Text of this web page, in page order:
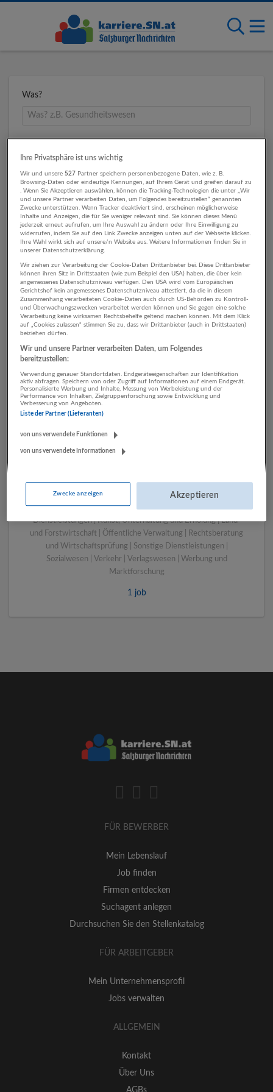
Was?
Umkreis
1 Handwerk Einzelhandel
Unternehmen
LUGSTEIN CONSULTING
Bau | Beherbergung und Gastronomie | Einzelhandel |
Energieversorgung | Finanz- und Versicherungsleistungen |
Gesundheitswesen | Herstellung von Waren | IT-
Dienstleistungen | Kunst, Unterhaltung und Erholung | Land-
und Forstwirtschaft | Öffentliche Verwaltung | Rechtsberatung
und Wirtschaftsprüfung | Sonstige Dienstleistungen |
Sozialwesen | Verkehr | Verlagswesen | Werbung und
Marktforschung
1 job
FÜR BEWERBER
Mein Lebenslauf
Job finden
Firmen entdecken
Suchagent anlegen
Durchsuchen Sie den Stellenkatalog
FÜR ARBEITGEBER
Mein Unternehmensprofil
Jobs verwalten
ALLGEMEIN
Kontakt
Über Uns
AGBs
Ihre Privatsphäre ist uns wichtig
Wir und unsere527 Partner speichern personenbezogene Daten, wie z. B.
Browsing-Daten oder eindeutige Kennungen, auf Ihrem Gerät und greifen darauf zu
. Wenn Sie Akzeptieren auswählen, können die Tracking-Technologien die unter „Wir
und unsere Partner verarbeiten Daten, um Folgendes bereitzustellen“ genannten
Zwecke unterstützen. Wenn Tracker deaktiviert sind, erscheinen möglicherweise
Inhalte und Anzeigen, die für Sie weniger relevant sind. Sie können dieses Menü
jederzeit erneut aufrufen, um Ihre Auswahl zu ändern oder Ihre Einwilligung zu
widerrufen, indem Sie auf den Link Zwecke anzeigen unten auf der Webseite klicken.
Ihre Wahl wirkt sich auf unsere/n Website aus. Weitere Informationen finden Sie in
unserer Datenschutzerklärung.
Wir ziehen zur Verarbeitung der Cookie-Daten Drittanbieter bei. Diese Drittanbieter
können ihren Sitz in Drittstaaten (wie zum Beispiel den USA) haben, die über kein
angemessenes Datenschutzniveau verfügen. Den USA wird vom Europäischen
Gerichtshof kein angemessenes Datenschutzniveau attestiert, da die in diesem
Zusammenhang verarbeiteten Cookie-Daten auch durch US-Behörden zu Kontroll-
und Überwachungszwecken verarbeitet werden können und Sie gegen eine solche
Verarbeitung keine wirksamen Rechtsbehelfe geltend machen können. Mit dem Klick
auf „Cookies zulassen“ stimmen Sie zu, dass wir Drittanbieter (auch in Drittstaaten)
beiziehen dürfen.
Wir und unsere Partner verarbeiten Daten, um Folgendes
bereitzustellen:
Verwendung genauer Standortdaten. Endgeräteeigenschaften zur Identifikation
aktiv abfragen. Speichern von oder Zugriff auf Informationen auf einem Endgerät.
Personalisierte Werbung und Inhalte, Messung von Werbeleistung und der
Performance von Inhalten, Zielgruppenforschung sowie Entwicklung und
Verbesserung von Angeboten.
Liste der Partner (Lieferanten)
von uns verwendete Funktionen
von uns verwendete Informationen
Zwecke anzeigen Akzeptieren